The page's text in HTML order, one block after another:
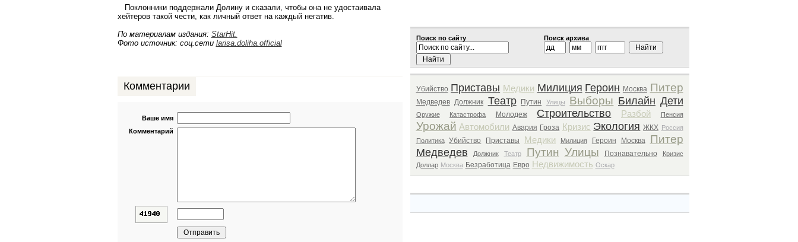
Поклонники поддержали Долину и сказали, чтобы она не удостаивала
хейтеров такой чести, как личный ответ на каждый негатив.
По материалам издания: StarHit.
Фото источник: соц.сети larisa.doliha.official
Комментарии
Ваше имя
Комментарий
Поиск по сайту Поиск архива
Убийство Приставы Медики Милиция Героин Москва Питер
Медведев Должник Театр Путин Улицы Выборы Билайн Дети
Оружие Катастрофа Молодеж Строительство Разбой Пенсия
Урожай Автомобили Авария Гроза Кризис Экология ЖКХ Россия
Политика
Убийство Приставы Медики Милиция Героин Москва Питер
Медведев Должник Театр Путин Улицы Познавательно
Кризис
Доллар Москва Безработица Евро Недвижимость Оскар